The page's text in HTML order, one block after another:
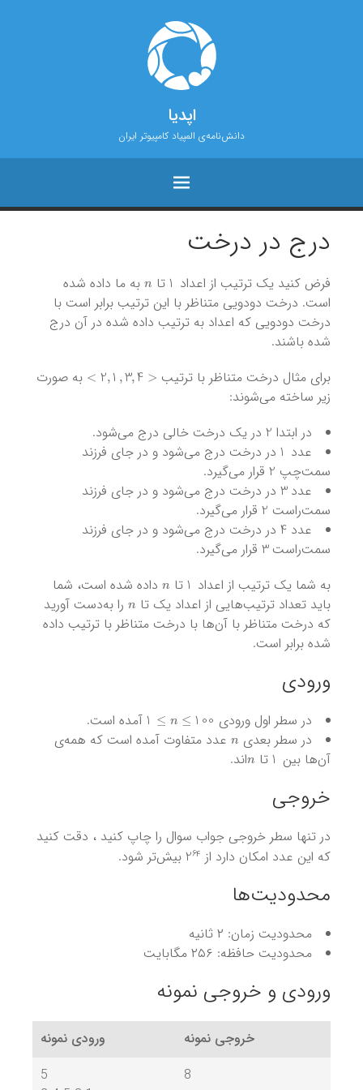
اپدیا
دانش‌نامه‌ی المپیاد کامپیوتر ایران
درج در درخت
فرض کنید یک ترتیب از اعداد 1 تا
به ما داده شده
است. درخت دودویی متناظر با این ترتیب برابر است با
درخت دودویی که اعداد به ترتیب داده شده در آن درج
شده باشند.
برای مثال درخت متناظر با ترتیب
<
2,1 ,3 4
به صورت
زیر ساخته می‌شوند:
در ابتدا 2 در یک درخت خالی درج می‌شود.
عدد 1 در درخت درج می‌شود و در جای فرزند
سمت‌چپ 2 قرار می‌گیرد.
عدد3 در درخت درج می‌شود و در جای فرزند
سمت‌راست 2 قرار می‌گیرد.
عدد 4 در درخت درج می‌شود و در جای فرزند
سمت‌راست3 قرار می‌گیرد.
به شما یک ترتیب از اعداد 1 تا
داده شده است‌، شما
باید تعداد ترتیب‌هایی از اعداد یک تا nرا به‌دست آورید
که درخت متناظر با آن‌ها با درخت متناظر با ترتیب داده
شده برابر است.
ورودی
در سطر اول ورودی 1
n 100
آمده است.
در سطر بعدی nعدد متفاوت آمده است که همه‌ی
آن‌ها بین 1 تا nاند.
خروجی
در تنها سطر خروجی جواب سوال را چاپ کنید ، دقت کنید
که این عدد امکان دارد از
264 بیش‌تر شود.
محدودیت‌ها
محدودیت زمان: ۲ ثانیه
محدودیت حافظه: ۲۵۶ مگابایت
ورودی و خروجی نمونه
ورودی نمونه
خروجی نمونه
5
8